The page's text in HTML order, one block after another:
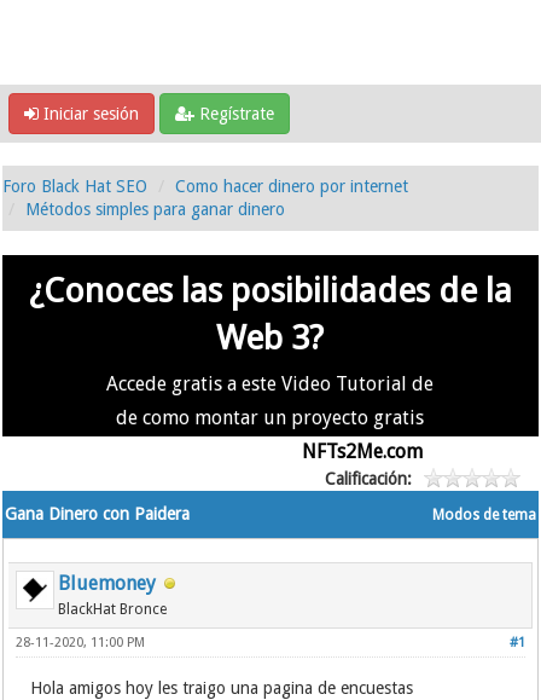
Iniciar sesión Regístrate
Foro Black Hat SEO
Como hacer dinero por internet
Métodos simples para ganar dinero
¿Conoces las posibilidades de la
Web 3?
Accede gratis a este Video Tutorial de
de como montar un proyecto gratis
NFTs2Me.com
Calificación:
Modos de tema
Gana Dinero con Paidera
Bluemoney
BlackHat Bronce
#1
28-11-2020, 11:00 PM
Hola amigos hoy les traigo una pagina de encuestas